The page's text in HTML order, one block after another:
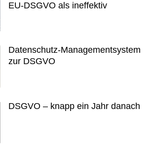
EU-DSGVO als ineffektiv
Datenschutz-Managementsystem
zur DSGVO
DSGVO – knapp ein Jahr danach